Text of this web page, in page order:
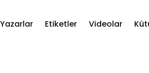
Yazarlar Etiketler Videolar